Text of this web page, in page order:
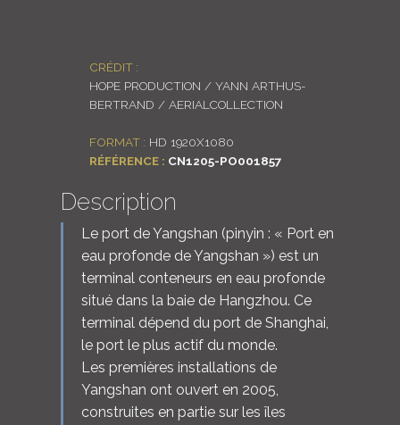
CRÉDIT :
HOPE PRODUCTION / YANN ARTHUS-
BERTRAND / AERIALCOLLECTION
FORMAT : HD 1920X1080
RÉFÉRENCE : CN1205-PO001857
Description
Le port de Yangshan (pinyin : « Port en
eau profonde de Yangshan ») est un
terminal conteneurs en eau profonde
situé dans la baie de Hangzhou. Ce
terminal dépend du port de Shanghai,
le port le plus actif du monde.
Les premières installations de
Yangshan ont ouvert en 2005,
construites en partie sur les îles